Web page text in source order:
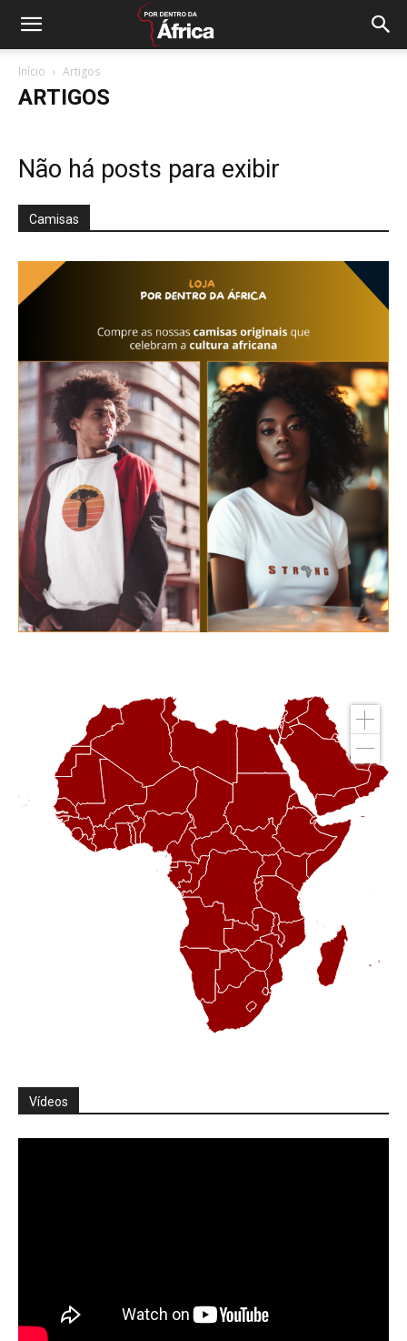
Início Artigos
ARTIGOS
Não há posts para exibir
Camisas
Vídeos